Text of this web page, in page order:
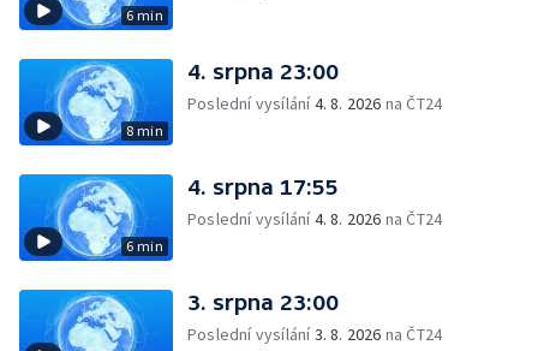
6 min
8 min
4. srpna 23:00
Poslední vysílání4. 8. 2026 na ČT24
6 min
4. srpna 17:55
Poslední vysílání4. 8. 2026 na ČT24
3. srpna 23:00
Poslední vysílání3. 8. 2026 na ČT24